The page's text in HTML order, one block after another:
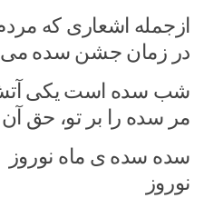
ازجمله اشعاری که
در زمان جشن سده
شب سده است یکی
مر سده را بر تو، حق آن
سده سده ی ماه نوروز
نوروز